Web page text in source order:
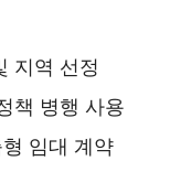
지역 선정
책 병행 사용
임대 계약